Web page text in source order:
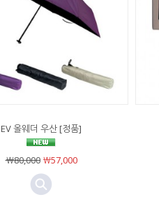
EV 올웨더 우산 [정품]
￦80,000￦57,000